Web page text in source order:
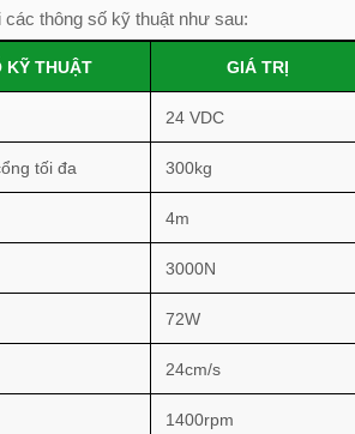
các thông số kỹ thuật như sau:
KỸ THUẬT GIÁ TRỊ
24 VDC
tối đa 300kg
4m
3000N
72W
24cm/s
1400rpm